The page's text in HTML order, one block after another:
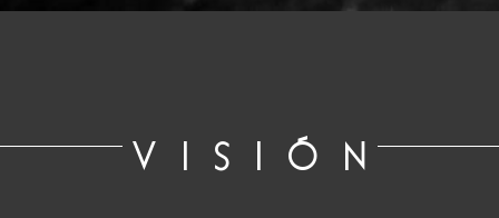
V I S I Ó N